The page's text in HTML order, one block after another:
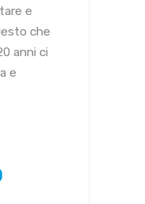
e
che
anni ci
e